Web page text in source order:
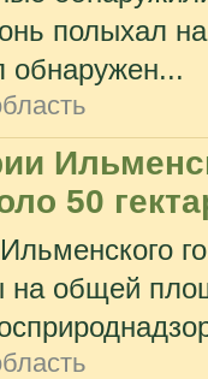
полыхал
обнаружен...
50
общей